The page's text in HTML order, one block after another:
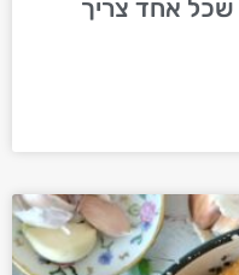
שכל אחד צריך